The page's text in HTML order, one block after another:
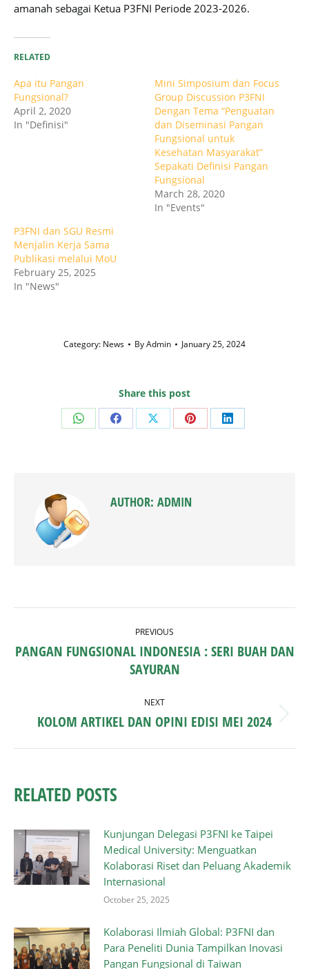
amanah sebagai Ketua P3FNI Periode 2023-2026.
RELATED
Apa itu Pangan
Fungsional?
April 2, 2020
In "Definisi"
Mini Simposium dan Focus
Group Discussion P3FNI
Dengan Tema “Penguatan
dan Diseminasi Pangan
Fungsional untuk
Kesehatan Masyarakat”
Sepakati Definisi Pangan
Fungsional
March 28, 2020
In "Events"
P3FNI dan SGU Resmi
Menjalin Kerja Sama
Publikasi melalui MoU
February 25, 2025
In "News"
Category: News ByAdmin January 25, 2024
Share this post
Share Share Share Share Share
AUTHOR: ADMIN
NAVIGATION
PREVIOUS
Previous
post:
PANGAN FUNGSIONAL INDONESIA : SERI BUAH DAN
SAYURAN
NEXT
Next
KOLOM ARTIKEL DAN OPINI EDISI MEI 2024
RELATED POSTS
Kunjungan Delegasi P3FNI ke Taipei
Medical University: Menguatkan
Kolaborasi Riset dan Peluang Akademik
Internasional
October 25, 2025
Kolaborasi Ilmiah Global: P3FNI dan
Para Peneliti Dunia Tampilkan Inovasi
Pangan Fungsional di Taiwan